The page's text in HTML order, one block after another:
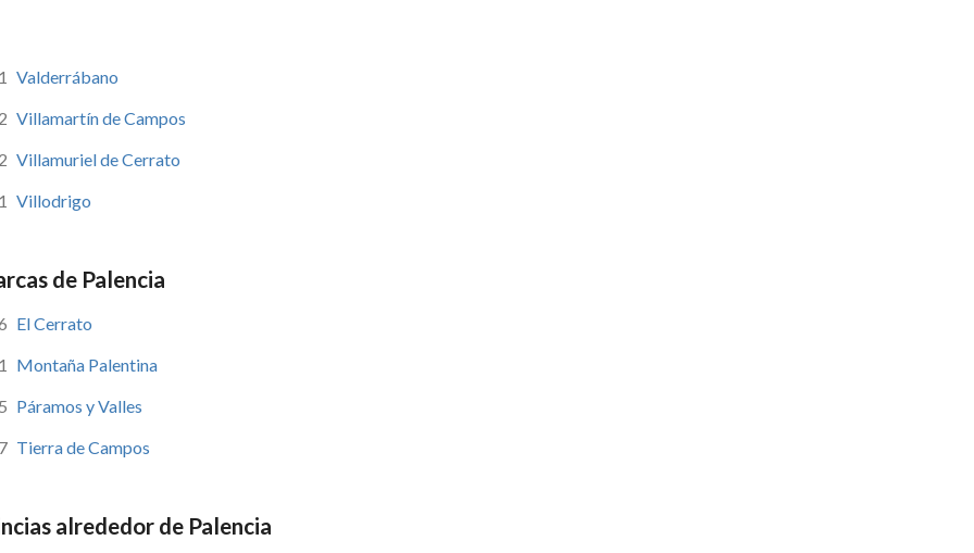
1 Valderrábano
2 Villamartín de Campos
2 Villamuriel de Cerrato
1 Villodrigo
de Palencia
El Cerrato
Montaña Palentina
5 Páramos y Valles
Tierra de Campos
alrededor de Palencia